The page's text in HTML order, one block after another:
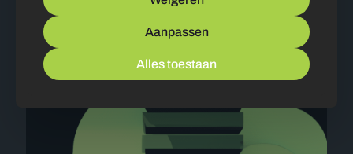
Aanpassen
Alles toestaan